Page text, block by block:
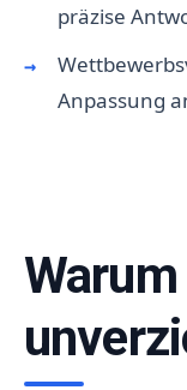
präzise
Anpassung